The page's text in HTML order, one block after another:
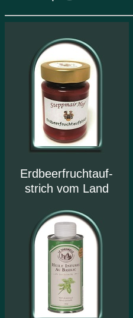
Erdbeerfruchtauf-
strich vom Land